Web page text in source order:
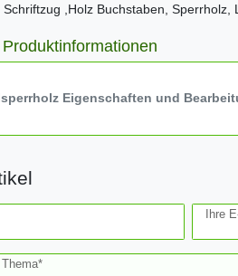
,Holz Buchstaben, Sperrholz,
Eigenschaften und
Ihre